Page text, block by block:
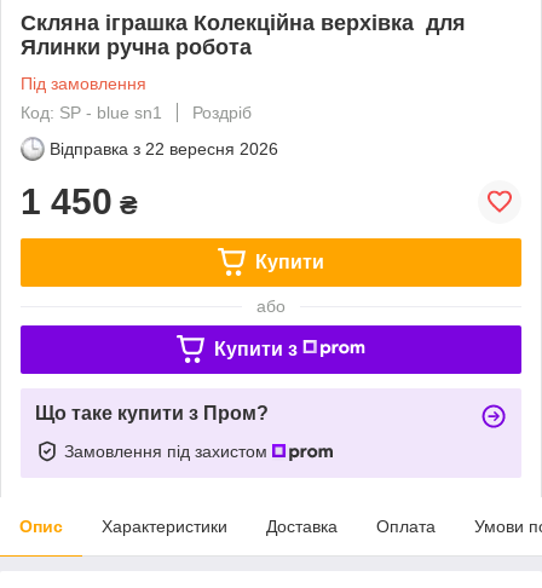
Скляна іграшка Колекційна верхівка для
Ялинки pучна робота
Під замовлення
Код: SP - blue sn1
Роздріб
Відправка з 22 вересня 2026
1 450 ₴
Купити
або
Купити з
Що таке купити з Пром?
Замовлення під захистом
Опис Характеристики Доставка Оплата Умови